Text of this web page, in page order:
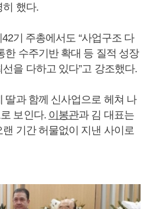
히 했다.
기 주총에서도 “사업구조 다
한 수주기반 확대 등 질적 성장
을 다하고 있다”고 강조했다.
딸과 함께 신사업으로 헤쳐 나
보인다. 이봉관과 김 대표는
기간 허물없이 지낸 사이로